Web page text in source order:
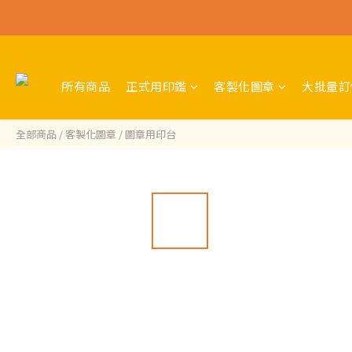
所有商品 正式用印鑑 客製化圖章 大批量
全部商品 / 客製化圖章 / 圖章用印台